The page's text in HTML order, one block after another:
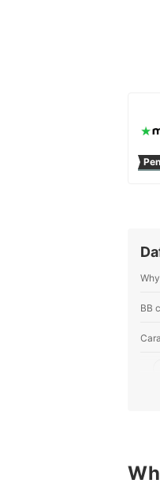
BB
10